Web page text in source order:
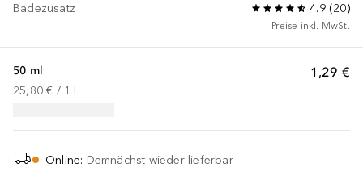
Badezusatz 4.9(20)
Preise inkl. MwSt.
1,29 €
50 ml
25,80 € / 1
Online: Demnächst wieder lieferbar